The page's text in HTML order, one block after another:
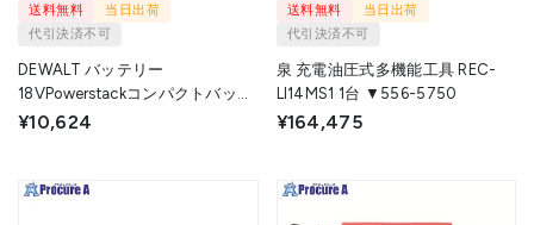
送料無料
当日出荷
代引決済不可
DEWALT バッテリー
18VPowerstackコンパクトバッテ
リー(1.7Ah) DCBP034-JP 1個
¥10,624
送料無料
当日出荷
代引決済不可
泉 充電油圧式多機能工具 REC-
LI14MS1 1台 ▼556-5750
¥164,475